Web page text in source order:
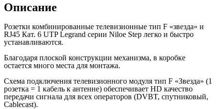
Описание
Розетки комбинированные телевизионные тип F «звезда» и
RJ45 Кат. 6 UTP Legrand серии Niloe Step легко и быстро
устанавливаются.
Благодаря плоской конструкции механизма, в коробке
остается много места для монтажа.
Схема подключения телевизионного модуля тип F «Звезда» (1
розетка = 1 кабель к антенне) обеспечивает HD качество
передачи сигнала для всех операторов (DVBT, спутниковый,
Cablecast).